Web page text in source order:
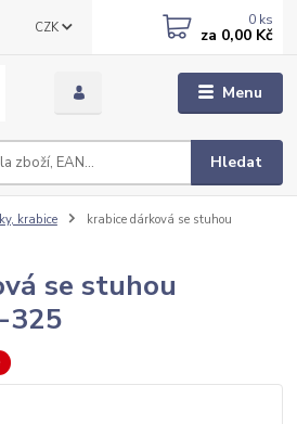
Menu
CZK
Hledat
0 ks
za 0,00 Kč
krabice
krabice dárková se stuhou
se stuhou
325